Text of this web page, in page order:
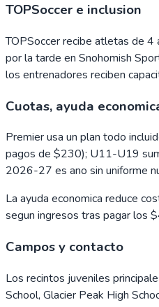
TOPSoccer e inclusion
TOPSoccer recibe atletas de 4
por la tarde en Snohomish
los entrenadores reciben
Cuotas, ayuda
Premier usa un plan todo
pagos de $230); U11-U19
2026-27 es ano sin uniforme
La ayuda economica reduce
segun ingresos tras pagar los
Campos y contacto
Los recintos juveniles
School, Glacier Peak High